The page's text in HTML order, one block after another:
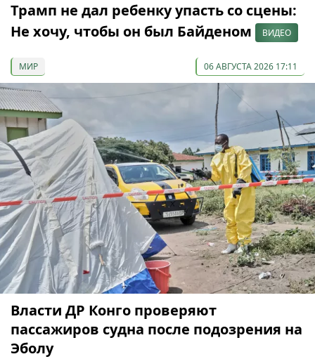
Трамп не дал ребенку упасть со сцены:
Не хочу, чтобы он был Байденом
ВИДЕО
МИР 06 АВГУСТА 2026 17:11
Власти ДР Конго проверяют
пассажиров судна после подозрения на
Эболу